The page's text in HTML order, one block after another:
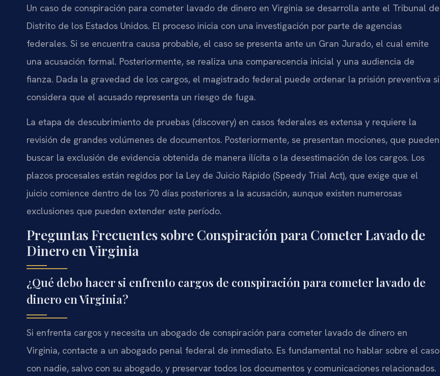
Un caso de conspiración para cometer lavado de dinero en Virginia se desarrolla ante el Tribunal de
Distrito de los Estados Unidos. El proceso inicia con una investigación por parte de agencias
federales. Si se encuentra causa probable, el caso se presenta ante un Gran Jurado, el cual emite
una acusación formal. Posteriormente, se realiza una comparecencia inicial y una audiencia de
fianza. Dada la gravedad de los cargos, el magistrado federal puede ordenar la prisión preventiva si
considera que el acusado representa un riesgo de fuga.
La etapa de descubrimiento de pruebas (discovery) en casos federales es extensa y requiere la
revisión de grandes volúmenes de documentos. Posteriormente, se presentan mociones, que pueden
buscar la exclusión de evidencia obtenida de manera ilícita o la desestimación de los cargos. Los
plazos procesales están regidos por la Ley de Juicio Rápido (Speedy Trial Act), que exige que el
juicio comience dentro de los 70 días posteriores a la acusación, aunque existen numerosas
exclusiones que pueden extender este período.
Preguntas Frecuentes sobre Conspiración para Cometer Lavado de
Dinero en Virginia
¿Qué debo hacer si enfrento cargos de conspiración para cometer lavado de
dinero en Virginia?
Si enfrenta cargos y necesita un abogado de conspiración para cometer lavado de dinero en
Virginia, contacte a un abogado penal federal de inmediato. Es fundamental no hablar sobre el caso
con nadie, salvo con su abogado, y preservar todos los documentos y comunicaciones relacionados.